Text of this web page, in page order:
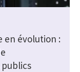
en évolution :
publics